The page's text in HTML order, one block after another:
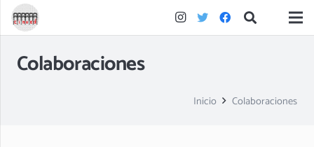
Colaboraciones
Inicio Colaboraciones